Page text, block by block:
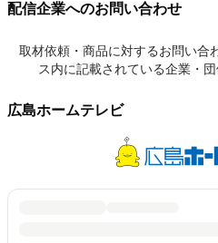
配信企業へのお問い合わせ
取材依頼・商品に対するお問い合
ス内に記載されている企業・
広島ホームテレビ